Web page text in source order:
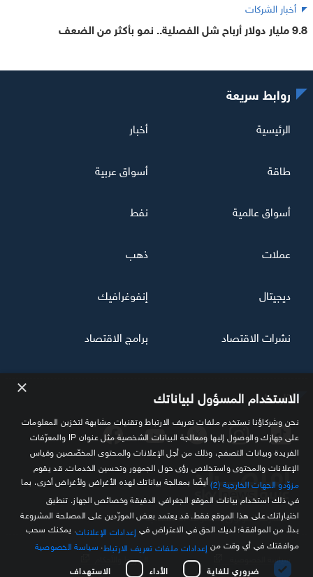
أخبار الشركات
9.8 مليار دولار أرباح شل الفصلية.. نمو بأكثر من الضعف
تابعنا
مصدرك الموثوق للمعلومة الاقتصادية
روابط سريعة
الرئيسية أخبار
طاقة أسواق عربية
أسواق عالمية نفط
عملات ذهب
ديجيتال إنفوغرافيك
نشرات الاقتصاد برامج الاقتصاد
سياسة الخصوصية الشروط والأحكام
× الاستخدام المسؤول لبياناتك
نحن وشركاؤنا نستخدم ملفات تعريف الارتباط وتقنيات مشابهة لتخزين المعلومات
على جهازك والوصول إليها ومعالجة البيانات الشخصية مثل عنوان IP والمعرّفات
الفريدة وبيانات التصفح، وذلك من أجل الإعلانات والمحتوى المخصّصين وقياس
الإعلانات والمحتوى واستخلاص رؤى حول الجمهور وتحسين الخدمات. قد يقوم
مزوّدو الجهات الخارجية (2)
أيضًا بمعالجة بياناتك لهذه الأغراض ولأغراض أخرى، بما
في ذلك استخدام بيانات الموقع الجغرافي الدقيقة وخصائص الجهاز. تنطبق
اختياراتك على هذا الموقع فقط. قد يعتمد بعض المورّدين على المصلحة المشروعة
بدلاً من الموافقة؛ لديك الحق في الاعتراض في إعدادات الإعلانات . يمكنك سحب
موافقتك في أي وقت من إعدادات ملفات تعريف الارتباط سياسة الخصوصية
ضروري للغاية
الأداء الاستهداف